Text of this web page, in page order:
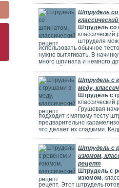
невесты одеваются на
символы несут их наряды.
Штрудель
Штрудель со
классический
штруделя
использовать обычное
нужно вытягивать. В
много шпината и немного
полезен, потому что в нем
минералов и веществ,
клетки. Он богат
содержит кальций, который
и костей. И пищевые
Штрудель с
меду,
Штрудель с
классический
Грушевая
подходит к мягкому тесту
предварительно
что делает их сладкими.
Ну вот теперь можете
рецепт штруделя.Штрудель с
изюмом,
рецепт
Штрудель с
изюмом,
рецепт. Этот штрудель